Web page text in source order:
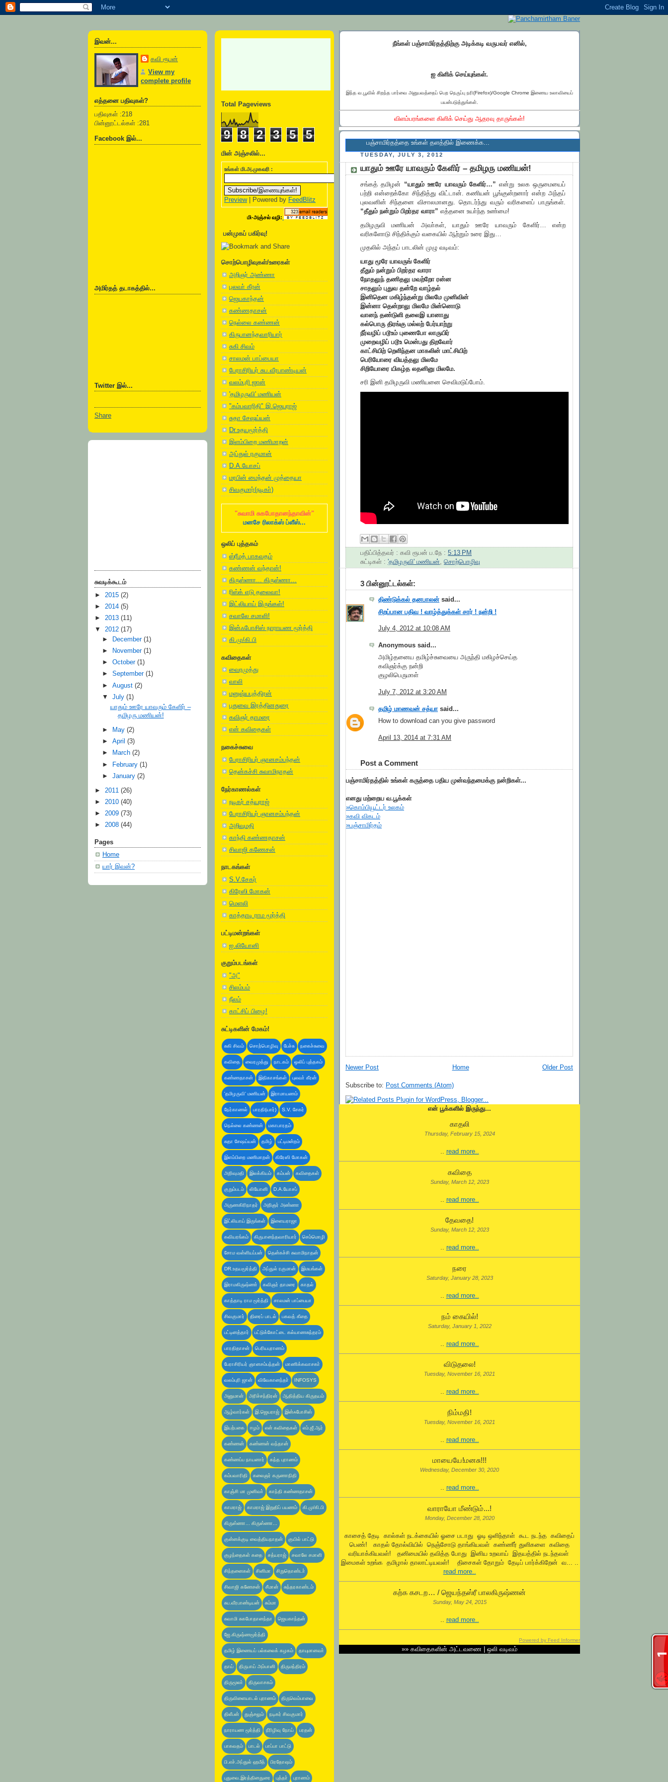
இவன்...
கவி ரூபன்
View my
complete profile
எத்தனை பதிவுகள்?
பதிவுகள் :218
பின்னூட்டல்கள் :281
Facebook இல்...
அமிர்தத் தடாகத்தில்...
Twitter இல்...
Share
சுவடிக்கூடம்
► 2015 (2)
► 2014 (5)
► 2013 (11)
▼ 2012 (17)
►
December(1)
►
November(1)
►October(1)
►September(1)
►August(2)
▼July(1)
யாதும் ஊரே யாவரும் கேளிர் –
தமிழரு மணியன்!
► May(2)
►April(3)
►
March(2)
►
February(1)
►January(2)
► 2011 (26)
► 2010 (40)
► 2009 (73)
► 2008 (44)
Pages
Home
யார் இவன்?
Total Pageviews
9 8 2 3 5 5
மின் அஞ்சலில்...
உங்கள் மி.அ.முகவரி :
Preview| Powered by FeedBlitz
மி-அஞ்சல் வழி:
பன்முகப் பகிர்வு!
சொற்பொழிவுகள்/உரைகள்
அறிஞர் அண்ணா
புலவா் கீரன்
ஜெயகாந்தன்
கண்ணதாசன்
நெல்லை கண்ணன்
கிருபானந்தவாரியார்
சுகி சிவம்
சாலமன் பாப்பையா
பேராசிரியர் சுப.வீரபாண்டியன்
வலம்புரி ஜான்
'தமிழருவி' மணியன்
"கம்பவாரிதி" இ.ஜெயராஜ்
சுதா சேஷய்யன்
Dr.உதயமூர்த்தி
இளம்பிறை மணிமாறன்
அப்துல் ரகுமான்
D.A.யோசப்
மரபின் மைந்தன் முத்தையா
சிவகுமார்(நடிகா்)
"சுவாமி சுகபோதானந்தாவின்"
மனசே ரிலாக்ஸ் ப்ளீஸ்...
ஒலிப் புத்தகம்
ஸ்ரீமத் பாகவதம்
கண்ணன் வந்தான்!
கிருஸ்ணா... கிருஸ்ணா...
ரிஸ்க் எடு தலைவா!
இட்லியாய் இருங்கள்!
சவாலே சமாளி!
இன்ஃபோசிஸ் நாராயண மூர்த்தி
கி.மு/கி.பி
கவிதைகள்
வைரமுத்து
வாலி
மனுஷ்யபுத்திரன்
புதுவை இரத்தினதுரை
கவிஞர் தாமரை
என் கவிதைகள்
நகைச்சுவை
பேராசிரியர் ஞானசம்பந்தன்
தென்கச்சி சுவாமிநாதன்
நேர்காணல்கள்
நடிகர் சத்யராஜ்
பேராசிரியர் ஞானசம்பந்தன்
அறிவுமதி
காந்தி கண்ணதாசன்
சிவாஜி கணேசன்
நாடகங்கள்
S.V.சேகர்
கிரேஸி மோகன்
மெளலி
காத்தாடி ராம மூர்த்தி
பட்டிமன்றங்கள்
ஐ.லியோனி
குறும்படங்கள்
"அ"
சிலம்பம்
நீலம்
காட்சிப் பிழை!
சுட்டிகளின் மேகம்!
சுகி சிவம் சொற்பொழிவு பேச்சு நகைச்சுவை
கவிதை வைரமுத்து நாடகம் ஒலிப் புத்தகம்
கண்ணதாசன் இதிகாசங்கள் புலவா் கீரன்
'தமிழருவி' மணியன் இராமாயணம்
நேர்காணல் பாரதி(யார்) S.V. சேகர்
நெல்லை கண்ணன் மகாபாரதம்
சுதா சேஷய்யன் தமிழ் பட்டிமன்றம்
இளம்பிறை மணிமாறன் கிரேஸி மோகன்
அறிவுமதி இலக்கியம் கம்பன் கவிதைகள்
குறும்படம் லியோனி D.A.யோசப்
அருணகிரிநாதர் அறிஞர் அண்ணா
இட்லியாய் இருங்கள் இளையராஜா
கவியரங்கம் கிருபானந்தவாரியார் செம்மொழி
சோம வள்ளியப்பன் தென்கச்சி சுவாமிநாதன்
DR.உதயமூர்த்தி அப்துல் ரகுமான் இமயங்கள்
இராமகிருஷ்ணா் கவிஞர் தாமரை காதல்
காத்தாடி ராம மூர்த்தி சாலமன் பாப்பையா
சிவகுமார் திரைப் பாடல் பகவத் கீதை
பட்டினத்தார் பட்டுக்கோட்டை கல்யாணசுந்தரம்
பாரதிதாசன் பெரியபுராணம்
பேராசிரியர் ஞானசம்பந்தன் மாணிக்கவாசகா்
வலம்புரி ஜான் விவேகானந்தா் INFOSYS
அனுமான் அரிச்சந்திரன் ஆதித்திய கிருதயம்
ஆழ்வார்கள் இ.ஜெயராஜ் இன்ஃபோசிஸ்
இயற்பகை ஈழம் என் கவிதைகள் எம்.ஜீ.ஆர்
கண்ணன் கண்ணன் வந்தான்
கண்ணப்ப நாயனார் கந்த புராணம்
கம்பவாரிதி கலைஞர் கருணாநிதி
காஞ்சி மா முனிவா் காந்தி கண்ணதாசன்
காமராஜ் காமராஜ் இறுதிப் பயணம் கி.மு/கி.பி
கிருஸ்ணா... கிருஸ்ணா...
குன்னக்குடி வைத்தியநாதன் குயில் பாட்டு
குழந்தைகள் கதை சத்யராஜ் சவாலே சமாளி
சிந்தனைகள் சினிமா சிறுதொண்டா்
சிவாஜி கணேசன் சீமான் சுந்தரகாண்டம்
சுப.வீரபாண்டியன் சும்மா
சுவாமி சுகபோதானந்தா ஜெயகாந்தன்
ஜே.கிருஷ்ணமூர்த்தி
தமிழ் இணையப் பல்கலைக் கழகம் தாயுமானவா்
தாய் திருபாய் அம்பானி திருமந்திரம்
திருமூலா் திருவாசகம்
திருவிளையாடல் புராணம் திருவெம்பாவை
திலீபன் துஞ்சலும் நடிகர் சிவகுமார்
நாராயண மூர்த்தி நீரிழிவு நோய் பரதன்
பாகவதம் பாடல் பாப்பா பாட்டு
பி.எச்.அப்துல் ஹமீத் பிரதோஷம்
புதுவை.இரத்தினதுரை புத்தா் புராணம்
நீங்கள் பஞ்சாமிர்தத்திற்கு அடிக்கடி வருபவர் எனில்,
ஐ கிளிக் செய்யுங்கள்.
இந்த வ.பூவில் சிறந்த பார்வை அனுபவத்தைப் பெற நெருப்பு நரி(Firefox)/Google Chrome இணைய உலாவியைப்
பயன்படுத்துங்கள்.
விளம்பரங்களை கிளிக் செய்து ஆதரவு தாருங்கள்!
பஞ்சாமிர்தத்தை உங்கள் தளத்தில் இணைக்க...
TUESDAY, JULY 3, 2012
யாதும் ஊரே யாவரும் கேளிர் – தமிழரு மணியன்!
சங்கத் தமிழன் “யாதும் ஊரே யாவரும் கேளிர்…” என்று உலக ஒருமையைப்
பற்றி என்றைக்கோ சிந்தித்து விட்டான். கணியன் பூங்குன்றனார் என்ற அந்தப்
புலவனின் சிந்தனை விசாலமானது. தொடர்ந்து வரும் வரிகளைப் பாருங்கள்.
“தீதும் நன்றும் பிறர்தர வாரா” எத்தனை உயா்ந்த உண்மை!
தமிழருவி மணியன் அவா்கள், யாதும் ஊரே யாவரும் கேளிர்… என்ற
வரிகளோடு சிந்திக்கும் வகையில் ஆற்றும் உரை இது…
முதலில் அந்தப் பாடலின் முழு வடிவம்:
யாது மூரே யாவருங் கேளிர்
தீதும் நன்றும் பிறர்தர வாரா
நோதலுந் தணிதலு மவற்றோ ரன்ன
சாதலும் புதுவ தன்றே வாழ்தல்
இனிதென மகிழ்ந்தன்று மிலமே முனிவின்
இன்னா தென்றாலு மிலமே மின்னொடு
வானந் தண்டுளி தலைஇ யானாது
கல்பொரு திரங்கு மல்லற் பேர்யாற்று
நீர்வழிப் படூஉம் புணைபோ லாருயிர்
முறைவழிப் படூஉ மென்பது திறவோர்
காட்சியிற் றெளிந்தன மாகலின் மாட்சியிற்
பெரியோரை வியத்தலு மிலமே
சிறியோரை யிகழ்த லதனினு மிலமே.
சரி இனி தமிழருவி மணியனை செவிமடுப்போம்.
பதிப்பித்தவர் : கவி ரூபன் ப.நே : 5:13 PM
சுட்டிகள் : 'தமிழருவி' மணியன், சொற்பொழிவு
3 பின்னூட்டல்கள்:
திண்டுக்கல் தனபாலன் said...
சிறப்பான பதிவு ! வாழ்த்துக்கள் சார் ! நன்றி !
July 4, 2012 at 10:08 AM
Anonymous said...
அமிழ்தனைய தமிழ்ச்சுவையை அருந்தி மகிழச்செய்த
கவிஞர்க்கு நன்றி
குழலிபெருமாள்
July 7, 2012 at 3:20 AM
தமிழ் மாணவன் சத்யா said...
How to download can you give password
April 13, 2014 at 7:31 AM
Post a Comment
பஞ்சாமிர்தத்தில் உங்கள் கருத்தை பதிய முன்வந்தமைக்கு நன்றிகள்...
எனது மற்றைய வ.பூக்கள்
»கொம்பியூட்டர் உலகம்
»கவி விகடம்
»பஞ்சாமிர்தம்
Newer Post Older Post
Home
Subscribe to: Post Comments (Atom)
என் பூக்களில் இருந்து...
காதலி
Thursday, February 15, 2024
.. read more..
கவிதை
Sunday, March 12, 2023
read more..
தேவதை!
Sunday, March 12, 2023
.. read more..
நரை
Saturday, January 28, 2023
.. read more..
நம் கையில்!
Saturday, January 1, 2022
read more..
விடுதலை!
Tuesday, November 16, 2021
.. read more..
நிம்மதி!
Tuesday, November 16, 2021
read more..
மாயையே!மனசு!!!
Wednesday, December 30, 2020
.. read more..
வாராயோ மீண்டும்...!
Monday, December 28, 2020
காசைத் தேடி கால்கள் நடக்கையில் ஓசை படாது ஓடி ஒளிந்தாள் கூட நடந்த கவிதைப்
பெண்! காதல் தோல்வியில் நெஞ்சோடு தாங்கியவள் கண்ணீர் துளிகளை கவிதை
வரியாக்கியவள்! தனிமையில் தவித்த போது இனிய உறவாய் இதயத்தில் நடந்தவள்
இமைகள் உறங்க தமிழால் தாலாட்டியவள்! திசைகள் தோறும் தேடிப் பார்க்கிறேன் வ... ..
read more..
கற்க கசடற… / ஜெயந்தஸ்ரீ பாலகிருஷ்ணன்
Sunday, May 24, 2015
read more..
Powered by Feed Informer
»» கவிதைகளின் அட்டவணை ஒலி வடிவம்